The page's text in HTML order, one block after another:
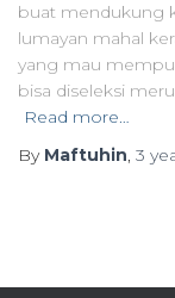
buat mendukung
lumayan mahal
yang mau
bisa diseleksi
Read more…
By Maftuhin, 3